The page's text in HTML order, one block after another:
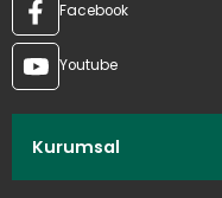
Facebook
Youtube
Kurumsal